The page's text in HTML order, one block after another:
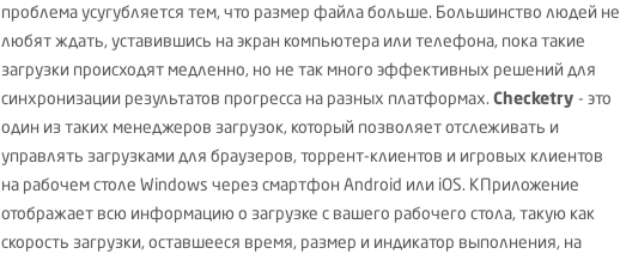
проблема усугубляется тем, что размер файла больше. Большинство людей не
любят ждать, уставившись на экран компьютера или телефона, пока такие
загрузки происходят медленно, но не так много эффективных решений для
синхронизации результатов прогресса на разных платформах. Checketry - это
один из таких менеджеров загрузок, который позволяет отслеживать и
управлять загрузками для браузеров, торрент-клиентов и игровых клиентов
на рабочем столе Windows через смартфон Android или iOS. КПриложение
отображает всю информацию о загрузке с вашего рабочего стола, такую как
скорость загрузки, оставшееся время, размер и индикатор выполнения, на